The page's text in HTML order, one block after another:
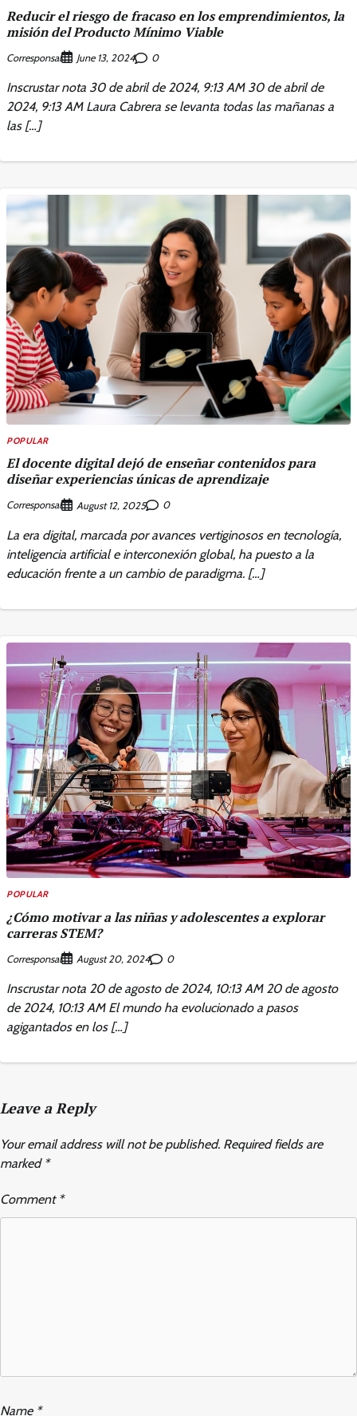
Reducir el riesgo de fracaso en los emprendimientos, la
misión del Producto Mínimo Viable
Corresponsal June 13, 2024 0
Inscrustar nota 30 de abril de 2024, 9:13 AM 30 de abril de
2024, 9:13 AM Laura Cabrera se levanta todas las mañanas a
las […]
POPULAR
El docente digital dejó de enseñar contenidos para
diseñar experiencias únicas de aprendizaje
Corresponsal August 12, 2025 0
La era digital, marcada por avances vertiginosos en tecnología,
inteligencia artificial e interconexión global, ha puesto a la
educación frente a un cambio de paradigma. […]
POPULAR
¿Cómo motivar a las niñas y adolescentes a explorar
carreras STEM?
Corresponsal August 20, 2024 0
Inscrustar nota 20 de agosto de 2024, 10:13 AM 20 de agosto
de 2024, 10:13 AM El mundo ha evolucionado a pasos
agigantados en los […]
Leave a Reply
Your email address will not be published. Required fields are
marked *
Comment *
Name *